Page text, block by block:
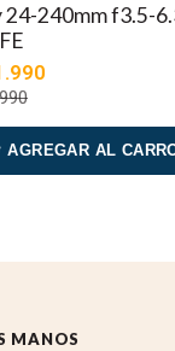
24-240mm f3.5-
AGREGAR AL
MANOS